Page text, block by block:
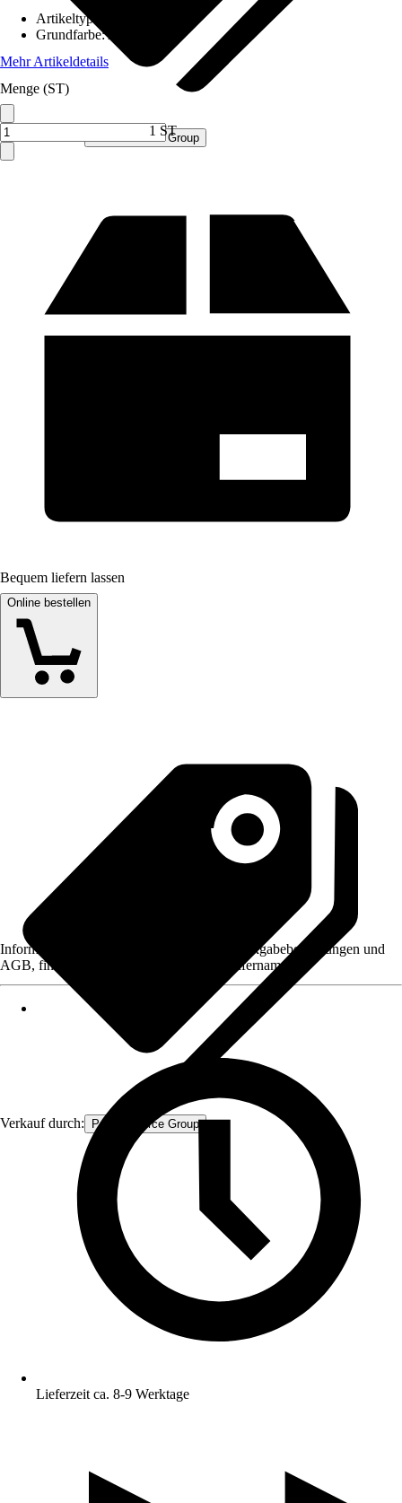
Verkauf durch: Procommerce Group
Artikeltyp
Grundfarbe:Anthrazit
Mehr Artikeldetails
Menge (ST)
1 ST
Bequem liefern lassen
Online bestellen
Verkauf durch: Procommerce Group
Informationen des Verkäufers, wie z. B. Rückgabebedingungen und
AGB, finden Sie bei Klick auf den Verkäufernamen.
Lieferzeit ca. 8-9 Werktage